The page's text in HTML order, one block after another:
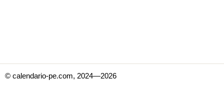
© calendario-pe.com, 2024—2026